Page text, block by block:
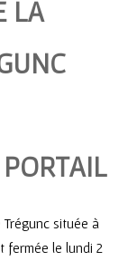
LA
située à
fermée le lundi 2